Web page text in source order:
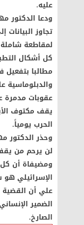
عليه.
ودعا الدكتور
تجاوز
لمقاطعة
كل أشكال
مطالبا بتفعيل
والدبلوماسية
عقوبات مدمرة
يقف مكتوف
الحرب يومياً.
وحذر الدكتور
لن يرحم من
ومضيفاة أن
الإسرائيلي
علي أن
الضمير
الصارخ.